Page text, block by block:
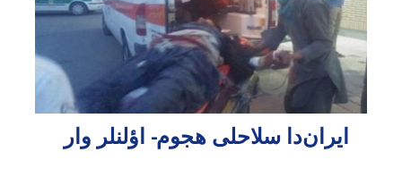
ایران‌دا سلاحلی هجوم- اؤلنلر وار